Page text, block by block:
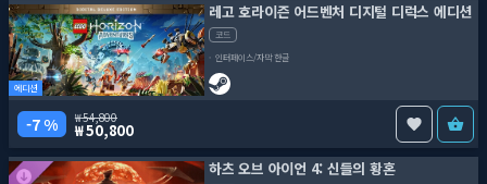
에디션
레고 호라이즌 어드벤처 디지털 디럭스 에디션
코드
인터페이스/자막 한글
7 % 54,800
50,800
하츠 오브 아이언 4: 신들의 황혼